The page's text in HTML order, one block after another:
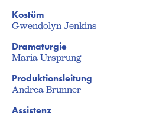
Kostüm
Gwendolyn Jenkins
Dramaturgie
Maria Ursprung
Produktionsleitung
Andrea Brunner
Assistenz